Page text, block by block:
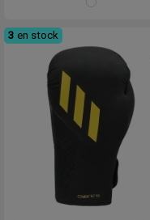
3 en stock